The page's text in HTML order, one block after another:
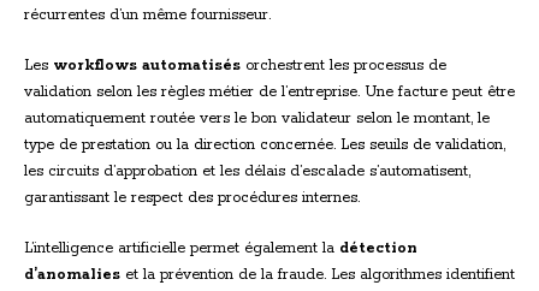
récurrentes d’un même fournisseur.
Les workflows automatisés orchestrent les processus de
validation selon les règles métier de l’entreprise. Une facture peut être
automatiquement routée vers le bon validateur selon le montant, le
type de prestation ou la direction concernée. Les seuils de validation,
les circuits d’approbation et les délais d’escalade s’automatisent,
garantissant le respect des procédures internes.
L’intelligence artificielle permet également la détection
d’anomalies et la prévention de la fraude. Les algorithmes identifient